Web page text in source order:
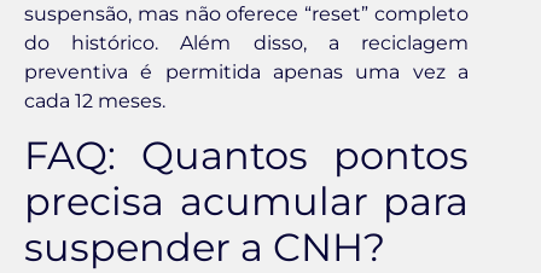
suspensão, mas não oferece “reset” completo
do histórico. Além disso, a reciclagem
preventiva é permitida apenas uma vez a
cada 12 meses.
FAQ: Quantos pontos
precisa acumular para
suspender a CNH?